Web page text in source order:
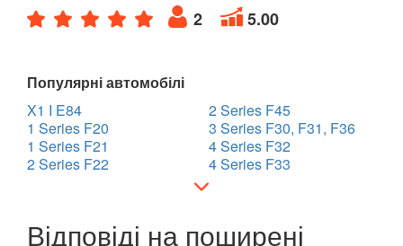
2 5.00
Популярні автомобілі
X1 I E84
1 Series F20
1 Series F21
2 Series F22
2 Series F45
3 Series F30, F31, F36
4 Series F32
4 Series F33
Відповіді на поширені